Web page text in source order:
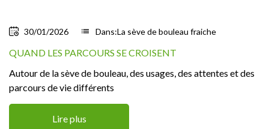
30/01/2026 list Dans:La sève de bouleau fraiche
QUAND LES PARCOURS SE CROISENT
Autour de la sève de bouleau, des usages, des attentes et des
parcours de vie différents
Lire plus